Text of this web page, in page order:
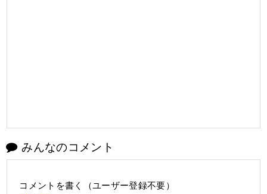
みんなのコメント
コメントを書く（ユーザー登録不要）